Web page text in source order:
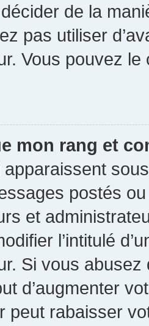
de la
pas utiliser
Vous pouvez
mon rang et
postés
et
l’intitulé
Si vous
d’augmenter
peut rabaisser